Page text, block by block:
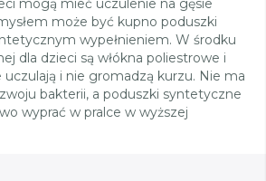
mogą mieć uczulenie na gęsie
może być kupno poduszki
wypełnieniem. W środku
dla dzieci są włókna poliestrowe i
uczulają i nie gromadzą kurzu. Nie ma
bakterii, a poduszki syntetyczne
wyprać w pralce w wyższej